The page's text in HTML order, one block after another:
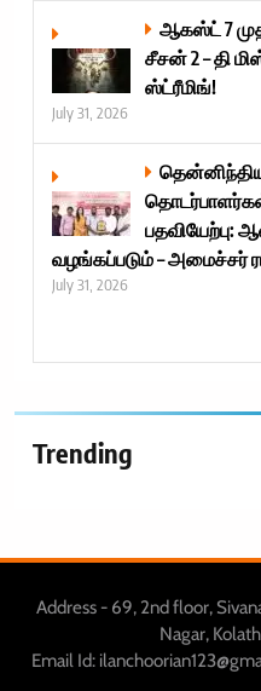
ஆகஸ்ட் 7
சீசன் 2 – தி
ஸ்ட்ரீமிங்!
July 31, 2026
தொடர்பாளர்கள்
பதவியேற்பு:
வழங்கப்படும் – அமைச்சர்
July 31, 2026
Trending
Address - 69, 2nd floor,
Nagar,
Email Id: